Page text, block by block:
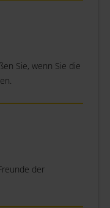
Sie, wenn Sie die
der